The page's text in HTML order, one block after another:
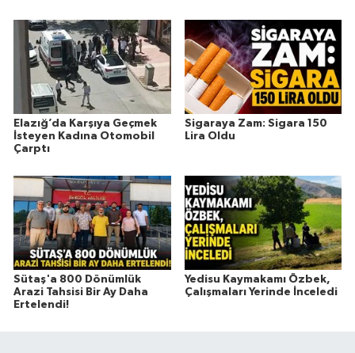
Elazığ’da Karşıya Geçmek
İsteyen Kadına Otomobil
Çarptı
Sigaraya Zam: Sigara 150
Lira Oldu
Sütaş'a 800 Dönümlük
Arazi Tahsisi Bir Ay Daha
Ertelendi!
Yedisu Kaymakamı Özbek,
Çalışmaları Yerinde İnceledi